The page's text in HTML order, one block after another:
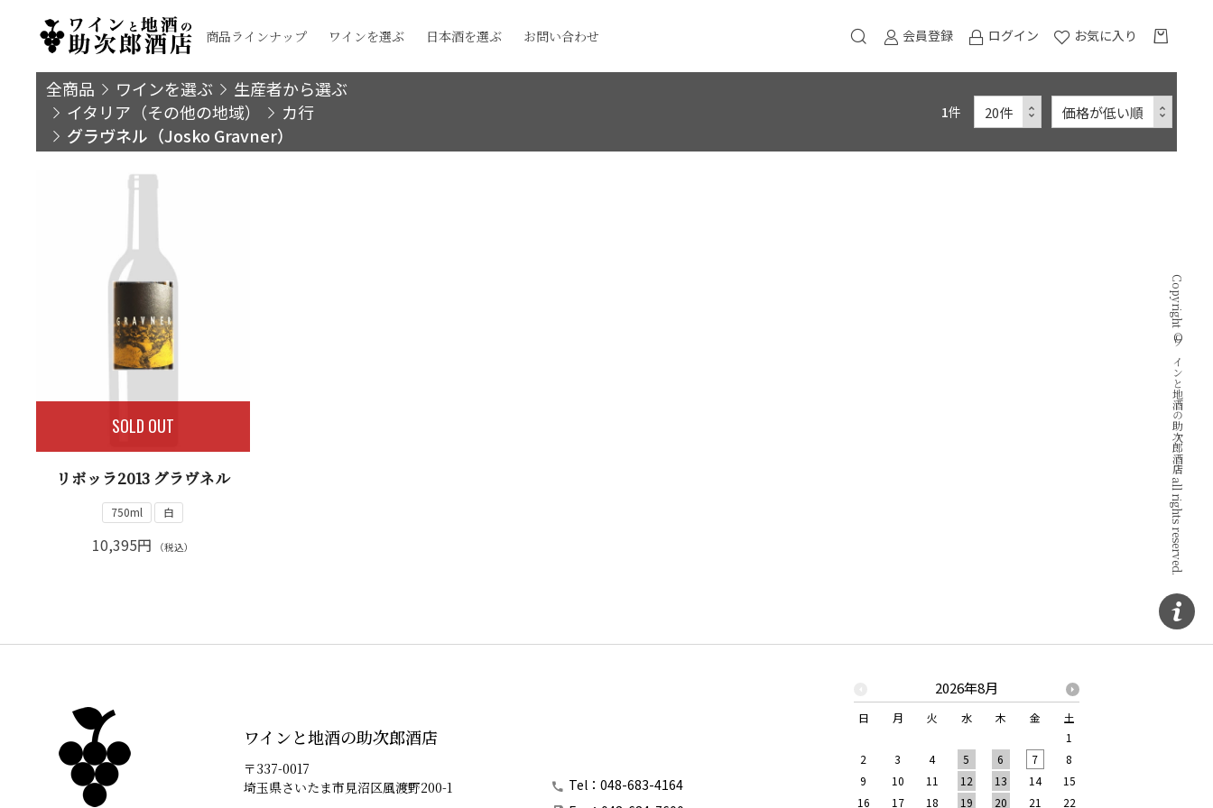
商品ラインナップ ワインを選ぶ 日本酒を選ぶ お問い合わせ 会員登録 ログイン お気に入り
全商品 ワインを選ぶ
生産者から選ぶ
イタリア（その他の地域）
カ行
グラヴネル（Josko Gravner）
1件
SOLD OUT
リボッラ2013 グラヴネル
750ml 白
10,395円 （税込）
ワインと地酒の助次郎酒店
〒337-0017
埼玉県さいたま市見沼区風渡野200-1
Tel：048-683-4164
2026年8月
日 月 火 水 木 金
土
1
2
3 4 5 6 7
8
9
10 11 12 13 14
15
16
17 18 19 20 21 22
Copyright © ワインと地酒の助次郎酒店 all rights reserved.